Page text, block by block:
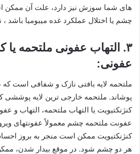
های شما سوزش نیز دارد، علت آن
چشم یا اختلال عملکرد غده میبومیا باشد ،
۳. التهاب عفونی ملتحمه یا
عفونی:
ملتحمه لایه بافتی نازک و شفافی است که
پوشاند. ملتحمه خارجی ترین لایه
کنژنکتیویت یا التهاب ملتحمه، التهاب و
عفونت ملتحمه چشم معمولاً عفونتهای
کنژنکتیویت ممکن است منجر به بروز
هر دو چشم شود. در موقع بیدار شدن،